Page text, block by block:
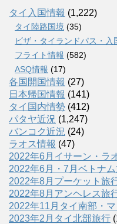
タイ入国情報 (1,222)
タイ陸路国境 (35)
ビザ・タイランドパス・入
フライト情報 (582)
ASQ情報 (17)
各国開国情報 (27)
日本帰国情報 (141)
タイ国内情勢 (412)
パタヤ近況 (1,247)
バンコク近況 (24)
ラオス情報 (47)
2022年6月イサーン・ラ
2022年6月・7月ベトナ
2022年8月プーケット旅
2022年8月アンヘレス旅
2022年11月タイ南部・
2023年2月タイ北部旅行